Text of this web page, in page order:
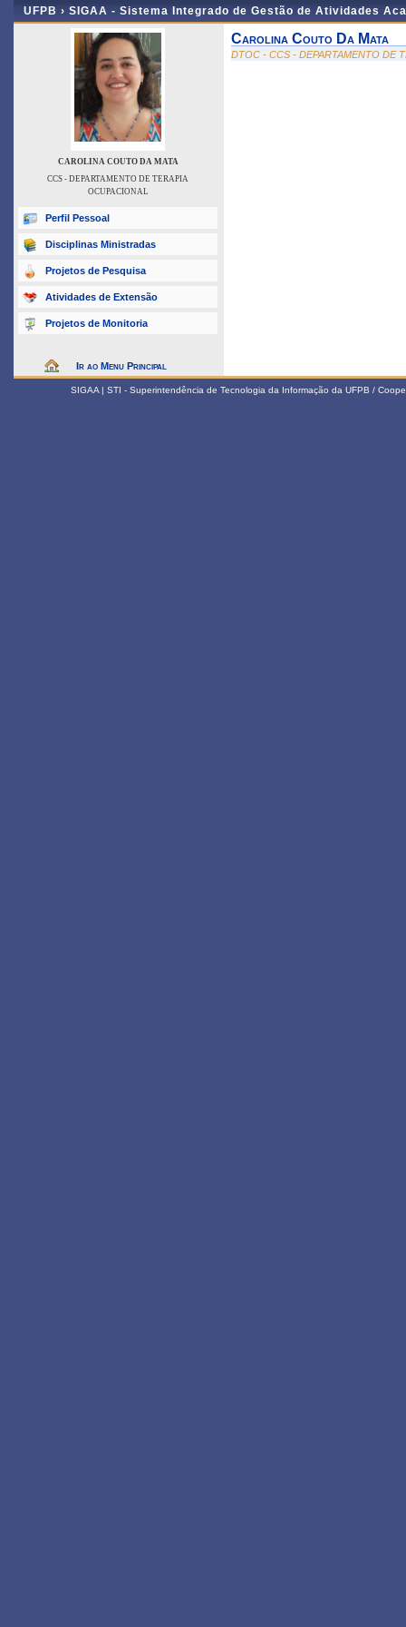
UFPB › SIGAA - Sistema Integrado de Gestão de Atividades
CAROLINA COUTO DA MATA
CCS - DEPARTAMENTO DE TERAPIA
OCUPACIONAL
Perfil Pessoal
Disciplinas Ministradas
Projetos de Pesquisa
Atividades de Extensão
Projetos de Monitoria
Ir ao Menu Principal
Carolina Couto Da Mata
DTOC - CCS - DEPARTAMENTO DE
SIGAA | STI - Superintendência de Tecnologia da Informação da UFPB /